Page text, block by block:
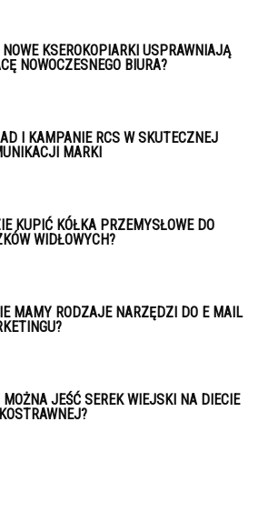
KSEROKOPIARKI USPRAWNIAJĄ
NOWOCZESNEGO BIURA?
I KAMPANIE RCS W SKUTECZNEJ
MARKI
KUPIĆ KÓŁKA PRZEMYSŁOWE DO
WIDŁOWYCH?
MAMY RODZAJE NARZĘDZI DO E MAIL
JEŚĆ SEREK WIEJSKI NA DIECIE